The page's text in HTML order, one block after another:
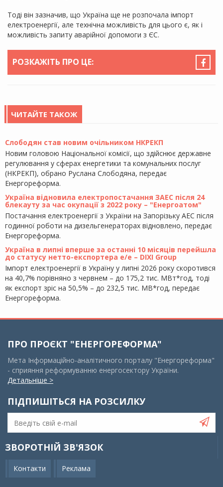
Тоді він зазначив, що Україна ще не розпочала імпорт
електроенергії, але технічна можливість для цього є, як і
можливість запиту аварійної допомоги з ЄС.
РОЗКАЖІТЬ ПРО ЦЕ:
ЧИТАЙТЕ ТАКОЖ
Слободян став новим очільником НКРЕКП
Новим головою Національної комісії, що здійснює державне
регулювання у сферах енергетики та комунальних послуг
(НКРЕКП), обрано Руслана Слободяна, передає
Енергореформа.
Україна відновила електропостачання ЗАЕС після 24
блекауту за час окупації з 2022 року – "Енергоатом"
Постачання електроенергії з України на Запорізьку АЕС після
годинної роботи на дизельгенераторах відновлено, передає
Енергореформа.
Україна в липні вперше за останні 10 місяців перейшла
до статусу нетто-експортера е/е – DIXI Group
Імпорт електроенергії в Україну у липні 2026 року скоротився
на 40,7% порівняно з червнем – до 175,2 тис. МВт*год, тоді
як експорт зріс на 50,5% – до 232,5 тис. МВ*год, передає
Енергореформа.
ПРО ПРОЄКТ "ЕНЕРГОРЕФОРМА"
Мета Інформаційно-аналітичного порталу "Енергореформа"
- сприяння реформуванню енергосектору України.
Детальніше >
ПІДПИШІТЬСЯ НА РОЗСИЛКУ
ЗВОРОТНІЙ ЗВ'ЯЗОК
Контакти Реклама